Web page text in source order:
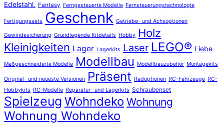
Edelstahl. Fantasy Ferngesteuerte Modelle Fernsteuerungstechnologie
Fertigungssets Geschenk Getriebe- und Achsoptionen
Gewindesicherung Grundlegende Kitdetails Hobby Holz
Kleinigkeiten Lager Lagerkits Laser LEGO® Liebe
Maßgeschneiderte Modelle Modellbau Modellbauzubehör Montagekits
Original- und neueste Versionen Präsent Radoptionen RC-Fahrzeuge RC-
Hobbykits RC-Modelle Reparatur- und Lagerkits Schraubenset
Spielzeug Wohndeko Wohnung
Wohnung Wohndeko